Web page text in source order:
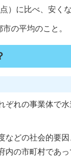
）に比べ、安くな
の平均のこと。
ぞれの事業体で
などの社会的要
内の市町村であ